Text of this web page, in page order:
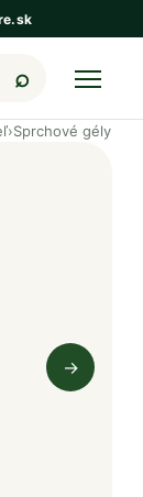
›Sprchové gély
→